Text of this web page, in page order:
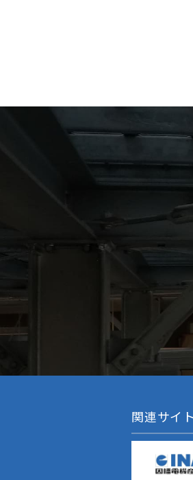
関連サイト